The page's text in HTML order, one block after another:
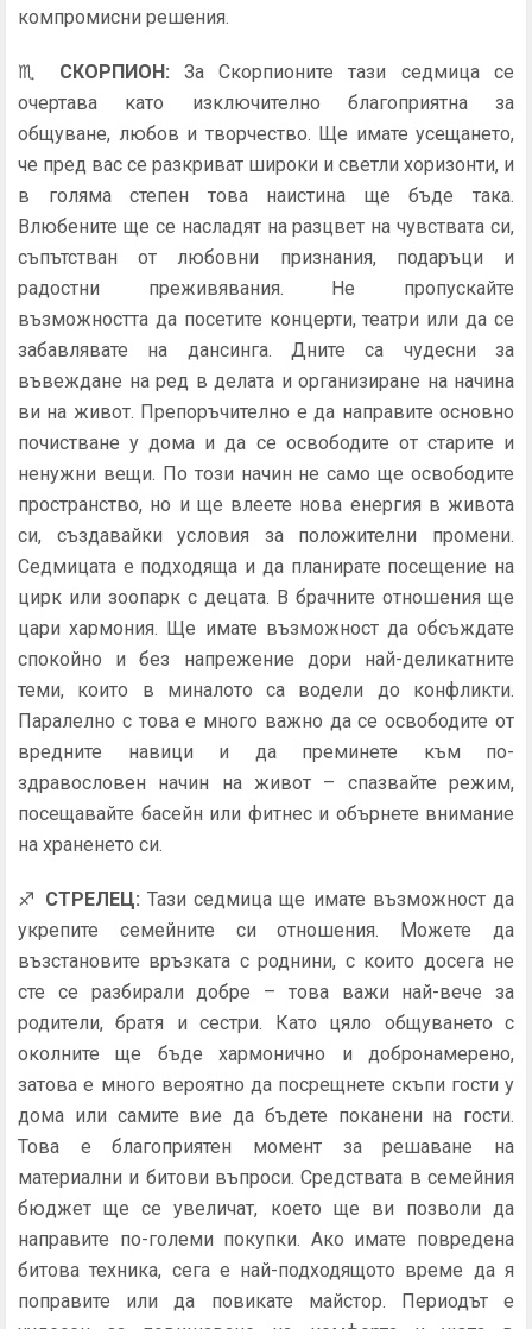
компромисни решения.
♏ СКОРПИОН: За Скорпионите тази седмица се
очертава като изключително благоприятна за
общуване, любов и творчество. Ще имате усещането,
че пред вас се разкриват широки и светли хоризонти, и
в голяма степен това наистина ще бъде така.
Влюбените ще се насладят на разцвет на чувствата си,
съпътстван от любовни признания, подаръци и
радостни преживявания. Не пропускайте
възможността да посетите концерти, театри или да се
забавлявате на дансинга. Дните са чудесни за
въвеждане на ред в делата и организиране на начина
ви на живот. Препоръчително е да направите основно
почистване у дома и да се освободите от старите и
ненужни вещи. По този начин не само ще освободите
пространство, но и ще влеете нова енергия в живота
си, създавайки условия за положителни промени.
Седмицата е подходяща и да планирате посещение на
цирк или зоопарк с децата. В брачните отношения ще
цари хармония. Ще имате възможност да обсъждате
спокойно и без напрежение дори най-деликатните
теми, които в миналото са водели до конфликти.
Паралелно с това е много важно да се освободите от
вредните навици и да преминете към по-
здравословен начин на живот – спазвайте режим,
посещавайте басейн или фитнес и обърнете внимание
на храненето си.
♐ СТРЕЛЕЦ: Тази седмица ще имате възможност да
укрепите семейните си отношения. Можете да
възстановите връзката с роднини, с които досега не
сте се разбирали добре – това важи най-вече за
родители, братя и сестри. Като цяло общуването с
околните ще бъде хармонично и добронамерено,
затова е много вероятно да посрещнете скъпи гости у
дома или самите вие да бъдете поканени на гости.
Това е благоприятен момент за решаване на
материални и битови въпроси. Средствата в семейния
бюджет ще се увеличат, което ще ви позволи да
направите по-големи покупки. Ако имате повредена
битова техника, сега е най-подходящото време да я
поправите или да повикате майстор. Периодът е